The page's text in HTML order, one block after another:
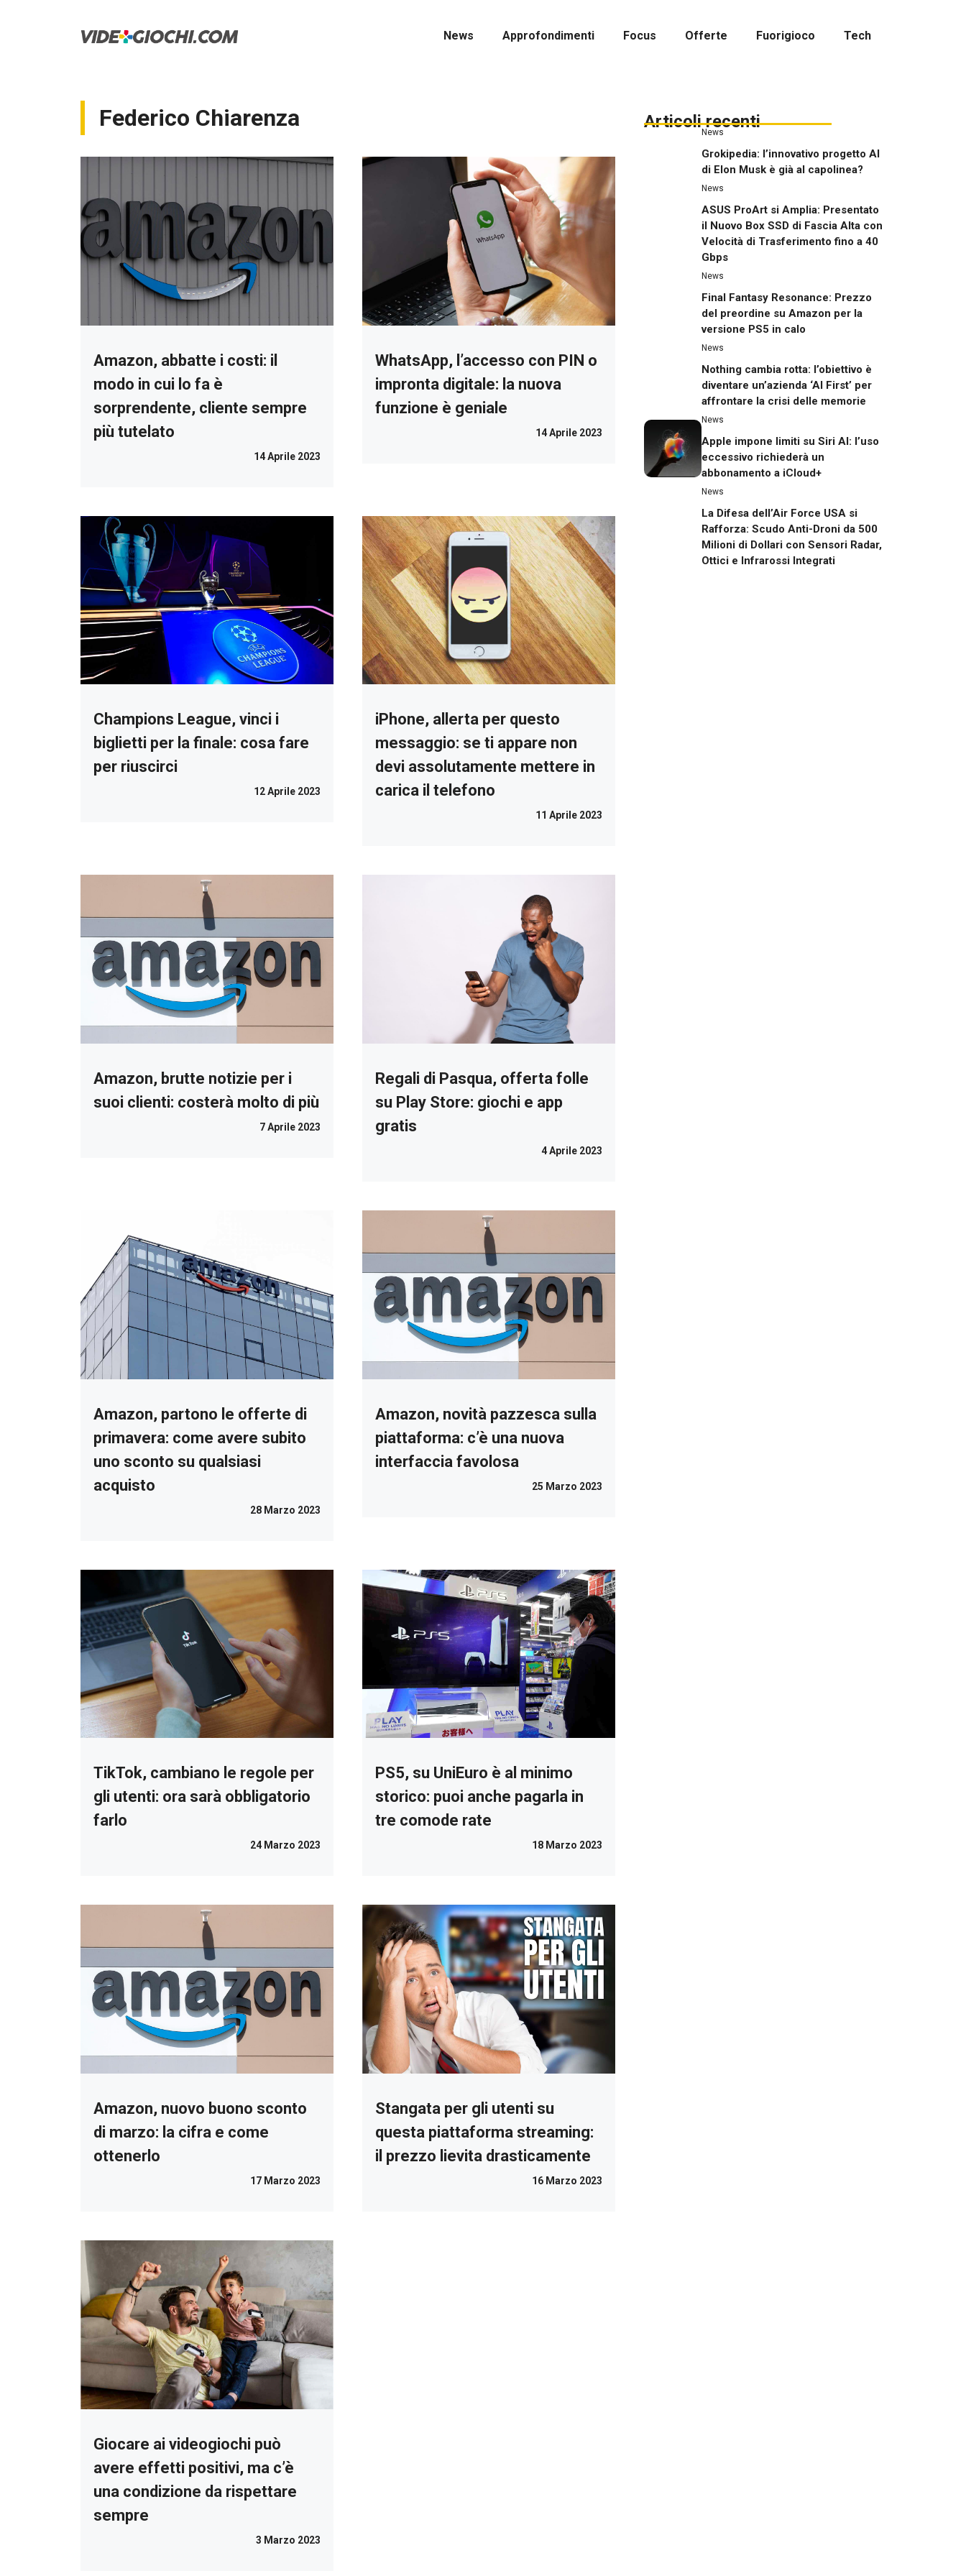
News Approfondimenti Focus Offerte Fuorigioco Tech
Federico Chiarenza
Amazon, abbatte i costi: il
modo in cui lo fa è
sorprendente, cliente sempre
più tutelato
14 Aprile 2023
WhatsApp, l’accesso con PIN o
impronta digitale: la nuova
funzione è geniale
14 Aprile 2023
Champions League, vinci i
biglietti per la finale: cosa fare
per riuscirci
12 Aprile 2023
iPhone, allerta per questo
messaggio: se ti appare non
devi assolutamente mettere in
carica il telefono
11 Aprile 2023
Amazon, brutte notizie per i
suoi clienti: costerà molto di più
7 Aprile 2023
Regali di Pasqua, offerta folle
su Play Store: giochi e app
gratis
4 Aprile 2023
Amazon, partono le offerte di
primavera: come avere subito
uno sconto su qualsiasi
acquisto
28 Marzo 2023
Amazon, novità pazzesca sulla
piattaforma: c’è una nuova
interfaccia favolosa
25 Marzo 2023
TikTok, cambiano le regole per
gli utenti: ora sarà obbligatorio
farlo
24 Marzo 2023
PS5, su UniEuro è al minimo
storico: puoi anche pagarla in
tre comode rate
18 Marzo 2023
Amazon, nuovo buono sconto
di marzo: la cifra e come
ottenerlo
17 Marzo 2023
Stangata per gli utenti su
questa piattaforma streaming:
il prezzo lievita drasticamente
16 Marzo 2023
Giocare ai videogiochi può
avere effetti positivi, ma c’è
una condizione da rispettare
sempre
3 Marzo 2023
Articoli recenti
News
Grokipedia: l’innovativo progetto AI
di Elon Musk è già al capolinea?
News
ASUS ProArt si Amplia: Presentato
il Nuovo Box SSD di Fascia Alta con
Velocità di Trasferimento fino a 40
Gbps
News
Final Fantasy Resonance: Prezzo
del preordine su Amazon per la
versione PS5 in calo
News
Nothing cambia rotta: l’obiettivo è
diventare un’azienda ‘AI First’ per
affrontare la crisi delle memorie
News
Apple impone limiti su Siri AI: l’uso
eccessivo richiederà un
abbonamento a iCloud+
News
La Difesa dell’Air Force USA si
Rafforza: Scudo Anti-Droni da 500
Milioni di Dollari con Sensori Radar,
Ottici e Infrarossi Integrati